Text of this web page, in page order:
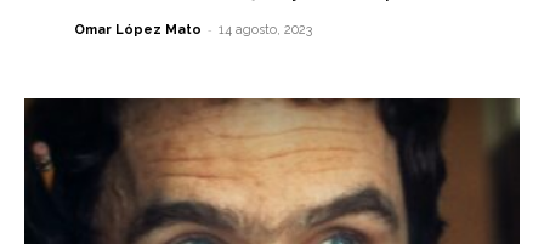
Omar López Mato - 14 agosto, 2023